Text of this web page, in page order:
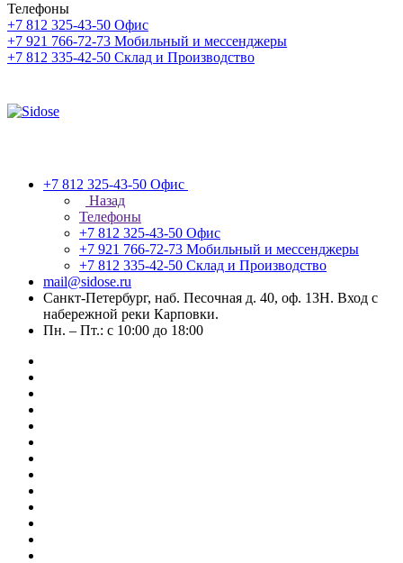
Телефоны
+7 812 325-43-50 Офис
+7 921 766-72-73 Мобильный и мессенджеры
+7 812 335-42-50 Склад и Производство
+7 812 325-43-50 Офис
Назад
Телефоны
+7 812 325-43-50 Офис
+7 921 766-72-73 Мобильный и мессенджеры
+7 812 335-42-50 Склад и Производство
mail@sidose.ru
Санкт-Петербург, наб. Песочная д. 40, оф. 13Н. Вход с
набережной реки Карповки.
Пн. – Пт.: с 10:00 до 18:00